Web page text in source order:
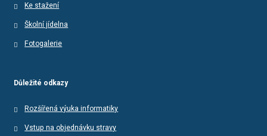
Ke stažení
Školní jídelna
Fotogalerie
Důležité odkazy
Rozšířená výuka informatiky
Vstup na objednávku stravy